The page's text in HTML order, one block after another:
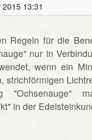
13:31
Regeln für die
nur in
wenn ein
strichförmigen
in der